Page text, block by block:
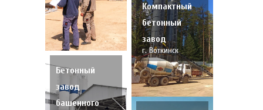
Бетонный
завод
башенного
Компактный
бетонный
завод
г. Воткинск